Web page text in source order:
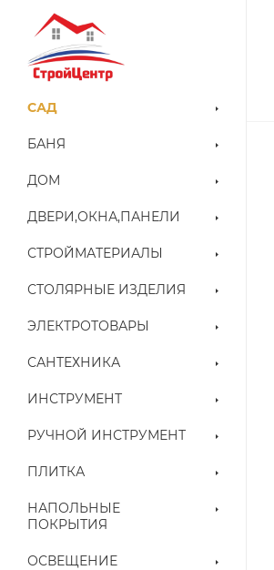
САД
БАНЯ
ДОМ
ДВЕРИ,ОКНА,ПАНЕЛИ
СТРОЙМАТЕРИАЛЫ
СТОЛЯРНЫЕ ИЗДЕЛИЯ
ЭЛЕКТРОТОВАРЫ
САНТЕХНИКА
ИНСТРУМЕНТ
РУЧНОЙ ИНСТРУМЕНТ
ПЛИТКА
НАПОЛЬНЫЕ
ПОКРЫТИЯ
ОСВЕЩЕНИЕ